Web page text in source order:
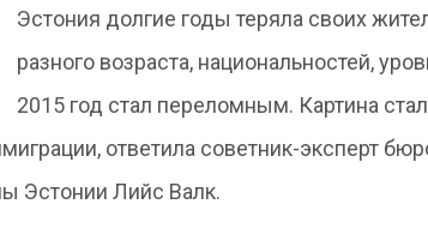
Эстония долгие годы теряла своих
разного возраста, национальностей,
2015 год стал переломным. Картина
ответила советник-эксперт
Эстонии Лийс Валк.